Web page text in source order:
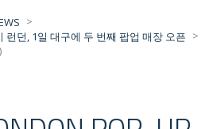
>
런던, 1일 대구에 두 번째 팝업 매장 오픈 >